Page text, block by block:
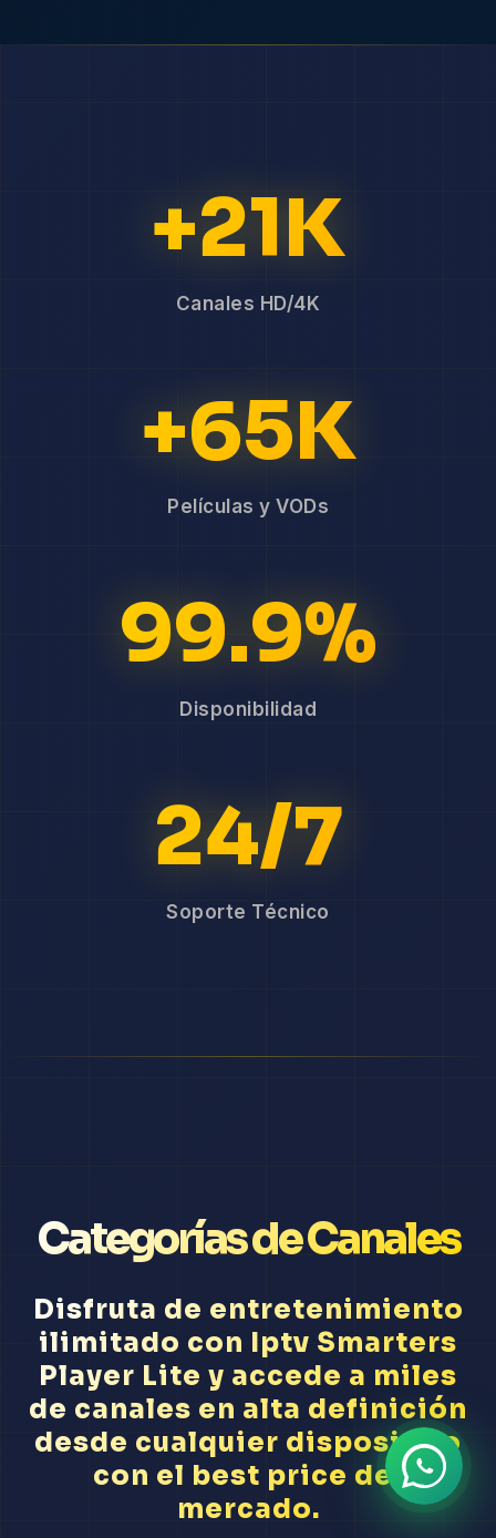
+21K
Canales HD/4K
+65K
Películas y VODs
99.9%
Disponibilidad
24/7
Soporte Técnico
Categorías de Canales
Disfruta de entretenimiento
ilimitado con Iptv Smarters
Player Lite y accede a miles
de canales en alta definición
desde cualquier dispositivo
con el best price del
mercado.